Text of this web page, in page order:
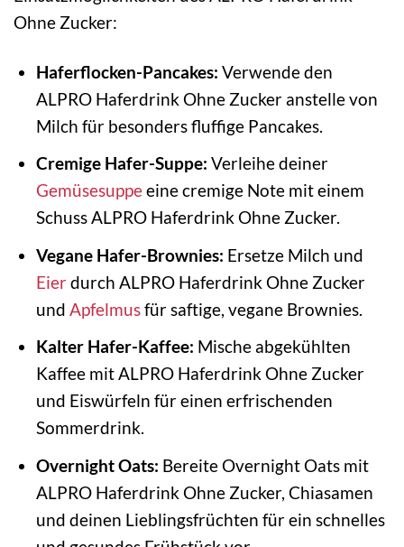
Ohne Zucker:
Haferflocken-Pancakes: Verwende den
ALPRO Haferdrink Ohne Zucker anstelle von
Milch für besonders fluffige Pancakes.
Cremige Hafer-Suppe: Verleihe deiner
Gemüsesuppeeine cremige Note mit einem
Schuss ALPRO Haferdrink Ohne Zucker.
Vegane Hafer-Brownies: Ersetze Milch und
Eierdurch ALPRO Haferdrink Ohne Zucker
und Apfelmusfür saftige, vegane Brownies.
Kalter Hafer-Kaffee: Mische abgekühlten
Kaffee mit ALPRO Haferdrink Ohne Zucker
und Eiswürfeln für einen erfrischenden
Sommerdrink.
Overnight Oats: Bereite Overnight Oats mit
ALPRO Haferdrink Ohne Zucker, Chiasamen
und deinen Lieblingsfrüchten für ein schnelles